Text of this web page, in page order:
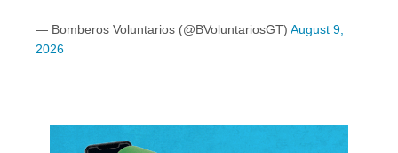
— Bomberos Voluntarios (@BVoluntariosGT) August 9,
2026